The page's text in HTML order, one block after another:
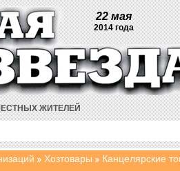
22 мая
2014 года
ЖИТЕЛЕЙ
Хозтовары Канцелярские